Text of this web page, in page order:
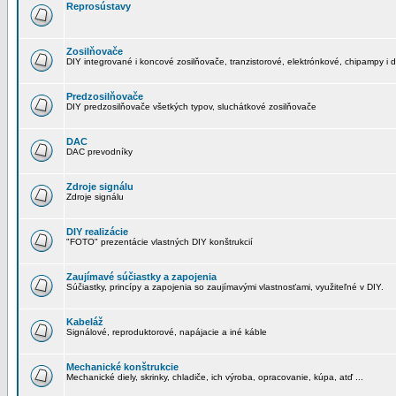
Reprosústavy
Zosilňovače
DIY integrované i koncové zosilňovače, tranzistorové, elektrónkové, chipampy i
Predzosilňovače
DIY predzosilňovače všetkých typov, sluchátkové zosilňovače
DAC
DAC prevodníky
Zdroje signálu
Zdroje signálu
DIY realizácie
"FOTO" prezentácie vlastných DIY konštrukcií
Zaujímavé súčiastky a zapojenia
Súčiastky, princípy a zapojenia so zaujímavými vlastnosťami, využiteľné v DIY.
Kabeláž
Signálové, reproduktorové, napájacie a iné káble
Mechanické konštrukcie
Mechanické diely, skrinky, chladiče, ich výroba, opracovanie, kúpa, atď ...